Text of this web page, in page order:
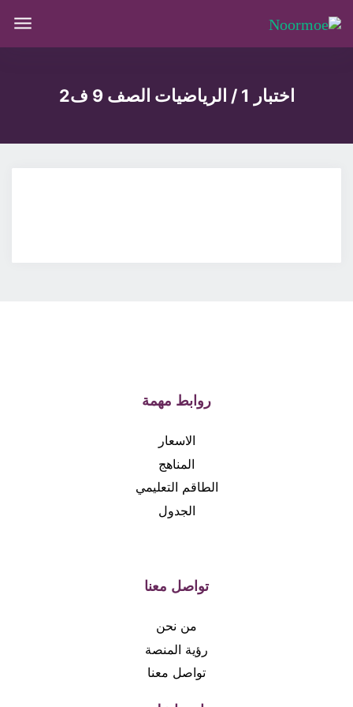
اختبار 1 / الرياضيات الصف 9 ف2
روابط مهمة
الاسعار
المناهج
الطاقم التعليمي
الجدول
تواصل معنا
من نحن
رؤية المنصة
تواصل معنا